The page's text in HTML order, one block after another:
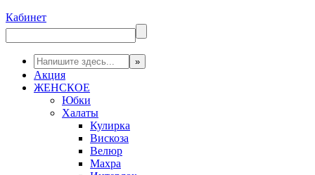
Кабинет
Акция
ЖЕНСКОЕ
Юбки
Халаты
Кулирка
Вискоза
Велюр
Махра